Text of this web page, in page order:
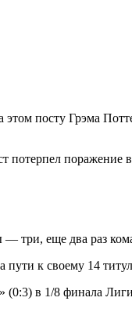
посту Грэма
поражение
— три, еще два раз
к своему 14
(0:3) в 1/8 финала